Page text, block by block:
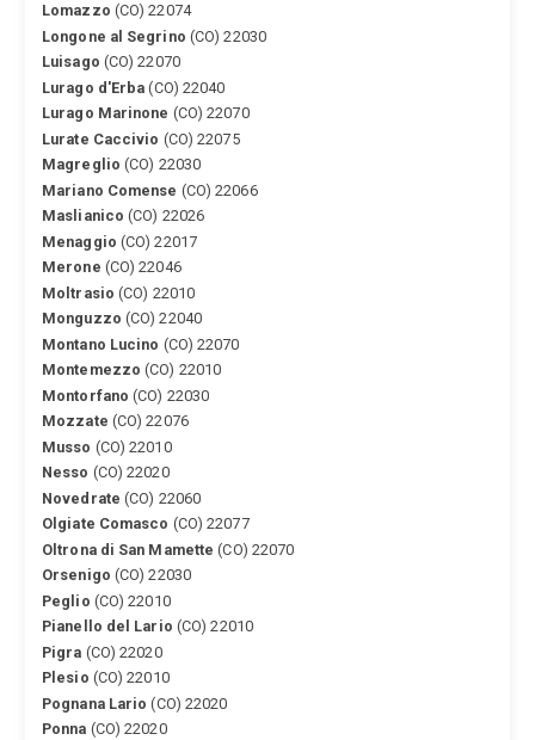
Lomazzo (CO) 22074
Longone al Segrino (CO) 22030
Luisago (CO) 22070
Lurago d'Erba (CO) 22040
Lurago Marinone (CO) 22070
Lurate Caccivio (CO) 22075
Magreglio (CO) 22030
Mariano Comense (CO) 22066
Maslianico (CO) 22026
Menaggio (CO) 22017
Merone (CO) 22046
Moltrasio (CO) 22010
Monguzzo (CO) 22040
Montano Lucino (CO) 22070
Montemezzo (CO) 22010
Montorfano (CO) 22030
Mozzate (CO) 22076
Musso (CO) 22010
Nesso (CO) 22020
Novedrate (CO) 22060
Olgiate Comasco (CO) 22077
Oltrona di San Mamette (CO) 22070
Orsenigo (CO) 22030
Peglio (CO) 22010
Pianello del Lario (CO) 22010
Pigra (CO) 22020
Plesio (CO) 22010
Pognana Lario (CO) 22020
Ponna (CO) 22020